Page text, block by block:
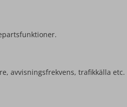
avvisningsfrekvens, trafikkälla etc.